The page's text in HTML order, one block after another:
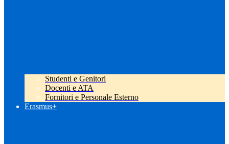
Studenti e Genitori
Docenti e ATA
Fornitori e Personale Esterno
Erasmus+